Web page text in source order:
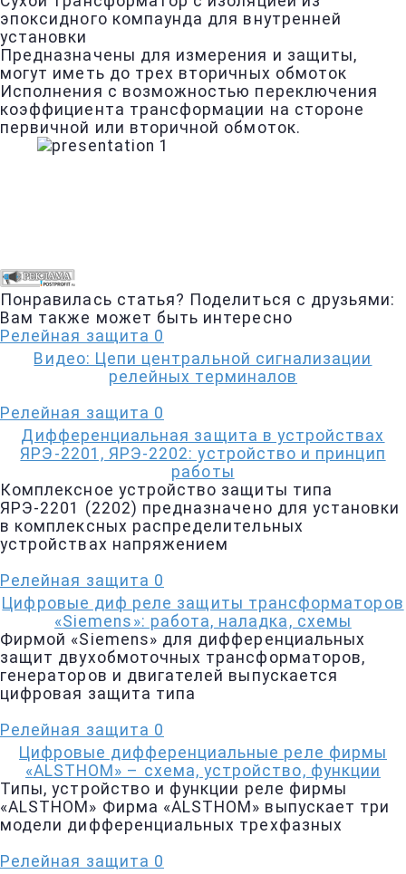
эпоксидного компаунда для внутренней
установки
Предназначены для измерения и защиты,
могут иметь до трех вторичных обмоток
Исполнения с возможностью переключения
коэффициента трансформации на стороне
первичной или вторичной обмоток.
Понравилась статья? Поделиться с друзьями:
Вам также может быть интересно
Релейная защита 0
Видео: Цепи центральной сигнализации
релейных терминалов
Релейная защита 0
Дифференциальная защита в устройствах
ЯРЭ-2201, ЯРЭ-2202: устройство и принцип
работы
Комплексное устройство защиты типа
ЯРЭ-2201 (2202) предназначено для установки
в комплексных распределительных
устройствах напряжением
Релейная защита 0
Цифровые диф реле защиты трансформаторов
«Siemens»: работа, наладка, схемы
Фирмой «Siemens» для дифференциальных
защит двухобмоточных трансформаторов,
генераторов и двигателей выпускается
цифровая защита типа
Релейная защита 0
Цифровые дифференциальные реле фирмы
«ALSTHOM» – схема, устройство, функции
Типы, устройство и функции реле фирмы
«ALSTHOM» Фирма «ALSTHOM» выпускает три
модели дифференциальных трехфазных
Релейная защита 0